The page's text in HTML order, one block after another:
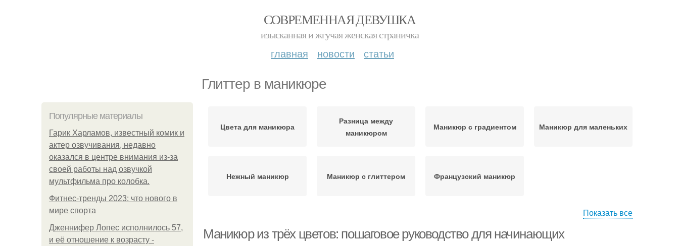
СОВРЕМЕННАЯ ДЕВУШКА
изысканная и жгучая женская страничка
главная новости статьи
Глиттер в маникюре
Популярные материалы
Гарик Харламов, известный комик и
актер озвучивания, недавно
оказался в центре внимания из-за
своей работы над озвучкой
мультфильма про колобка.
Фитнес-тренды 2023: что нового в
мире спорта
Дженнифер Лопес исполнилось 57,
и её отношение к возрасту -
Цвета для маникюра
Разница между
маникюром
Маникюр с градиентом Маникюр для маленьких
Нежный маникюр Маникюр с глиттером Французский маникюр
Показать все
Маникюр из трёх цветов: пошаговое руководство для начинающих